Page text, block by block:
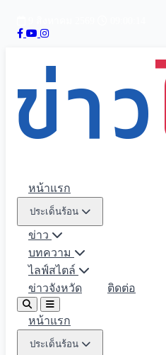
หน้าแรก
ประเด็นร้อน
ข่าว
บทความ
ไลฟ์สไตล์
ข่าวจังหวัด
ติดต่อ
หน้าแรก
ประเด็นร้อน